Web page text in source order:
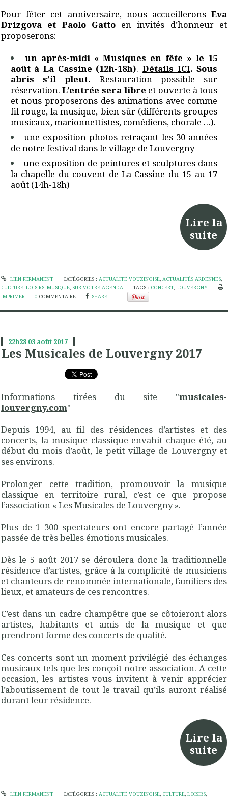
Pour fêter cet anniversaire, nous accueillerons Eva
Drizgova et Paolo Gattoen invités d’honneur et
proposerons:
un après-midi « Musiques en fête » le 15
août à La Cassine (12h-18h). Détails ICI. Sous
abris s’il pleut. Restauration possible sur
réservation.L’entrée sera libre et ouverte à tous
et nous proposerons des animations avec comme
fil rouge, la musique, bien sûr (différents groupes
musicaux, marionnettistes, comédiens, chorale …).
une exposition photos retraçant les 30 années
de notre festival dans le village de Louvergny
une exposition de peintures et sculptures dans
la chapelle du couvent de La Cassine du 15 au 17
août (14h-18h)
Lire la
suite
LIEN PERMANENT CATÉGORIES : ACTUALITÉ VOUZINOISE, ACTUALITÉS ARDENNES,
CULTURE LOISIRS MUSIQUE SUR VOTRE AGENDA TAGS : CONCERT,LOUVERGNY
IMPRIMER
0 COMMENTAIRE SHARE
22h28 03 août 2017
Les Musicales de Louvergny 2017
Informations tirées du site "musicales-
louvergny.com"
Depuis 1994, au fil des résidences d’artistes et des
concerts, la musique classique envahit chaque été, au
début du mois d’août, le petit village de Louvergny et
ses environs.
Prolonger cette tradition, promouvoir la musique
classique en territoire rural, c’est ce que propose
l’association « Les Musicales de Louvergny ».
Plus de 1 300 spectateurs ont encore partagé l’année
passée de très belles émotions musicales.
Dès le 5 août 2017 se déroulera donc la traditionnelle
résidence d’artistes, grâce à la complicité de musiciens
et chanteurs de renommée internationale, familiers des
lieux, et amateurs de ces rencontres.
C’est dans un cadre champêtre que se côtoieront alors
artistes, habitants et amis de la musique et que
prendront forme des concerts de qualité.
Ces concerts sont un moment privilégié des échanges
musicaux tels que les conçoit notre association. A cette
occasion, les artistes vous invitent à venir apprécier
l’aboutissement de tout le travail qu’ils auront réalisé
durant leur résidence.
Lire la
suite
LIEN PERMANENT CATÉGORIES : ACTUALITÉ VOUZINOISE, CULTURE, LOISIRS,